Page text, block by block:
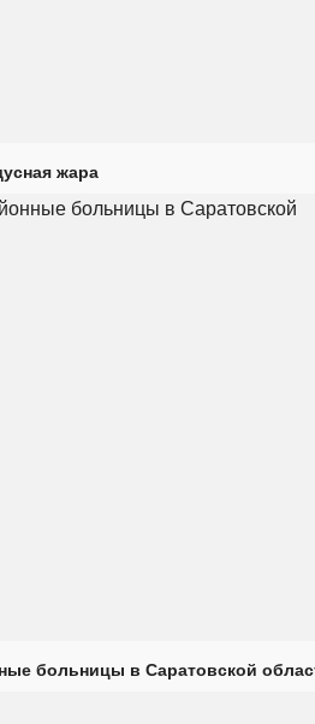
жара
больницы в Саратовской